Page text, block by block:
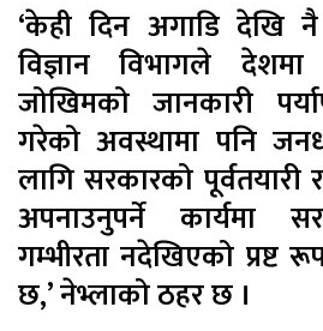
‘केही दिन अगाडि
विज्ञान विभागले
जोखिमको जानकारी
गरेको अवस्थामा पनि
लागि सरकारको पूर्वतयारी
अपनाउनुपर्ने कार्यमा
गम्भीरता नदेखिएको प्रष्ट
छ,’ नेभ्लाको ठहर छ ।